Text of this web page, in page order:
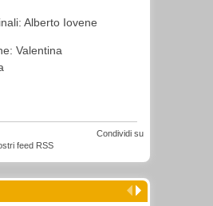
Alberto Iovene
Valentina
Condividi su
feed RSS